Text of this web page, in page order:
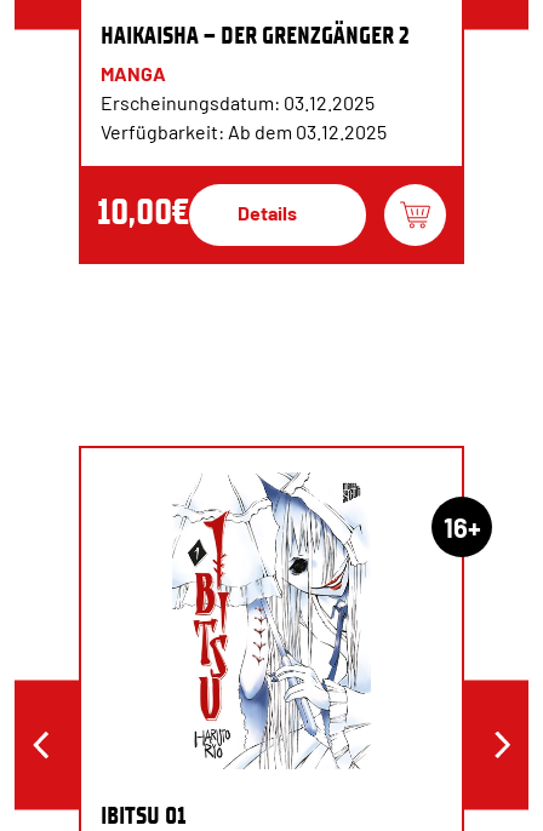
HAIKAISHA – DER GRENZGÄNGER 2
MANGA
Erscheinungsdatum: 03.12.2025
Verfügbarkeit: Ab dem 03.12.2025
10,00€ Details
16+
IBITSU 01